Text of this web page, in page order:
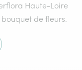
Haute-Loire
de fleurs.